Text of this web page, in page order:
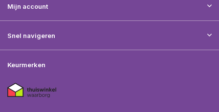
Mijn account
Snel navigeren
Keurmerken